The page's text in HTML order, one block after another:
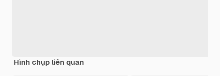
Hình chụp liên quan